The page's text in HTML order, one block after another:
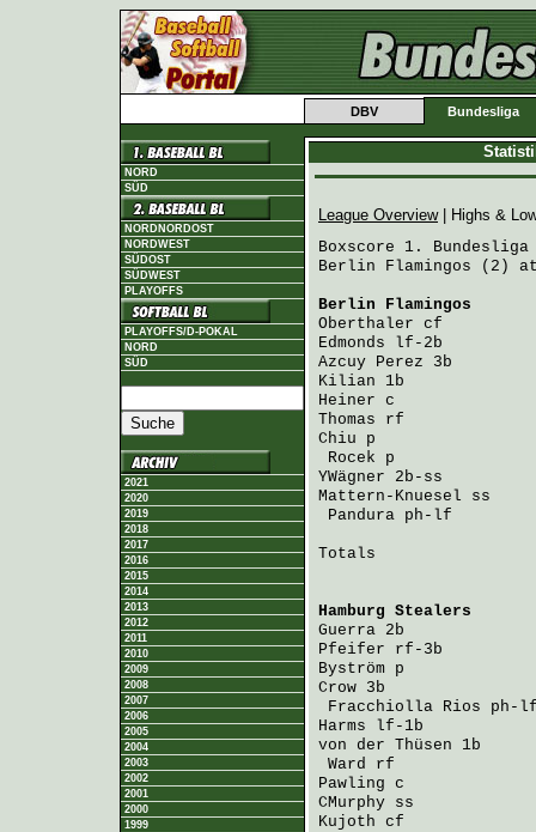
DBV Bundesliga
NORD
SÜD
NORDNORDOST
NORDWEST
SÜDOST
SÜDWEST
PLAYOFFS
PLAYOFFS/D-POKAL
NORD
SÜD
2021
2020
2019
2018
2017
2016
2015
2014
2013
2012
2011
2010
2009
2008
2007
2006
2005
2004
2003
2002
2001
2000
1999
League Overview| Highs &
Boxscore 1. Bundesliga
Berlin Flamingos (2) at
Berlin Flamingos
Oberthaler cf
Edmonds lf-2b
Azcuy Perez 3b
Kilian 1b
Heiner c
Thomas rf
Chiu p
Rocek p
YWägner 2b-ss
Mattern-Knuesel ss
Pandura ph-lf
Totals
Hamburg Stealers
Guerra 2b
Pfeifer rf-3b
Byström p
Crow 3b
Fracchiolla Rios ph-
Harms lf-1b
von der Thüsen 1b
Ward rf
Pawling c
CMurphy ss
Kujoth cf